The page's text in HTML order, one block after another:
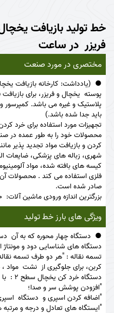
فریزر در ساعت
مختصری در مورد صنعت
(یادداشت: کارخانه بازیافت
پوسته یخچال و فریزر، برای
باید جدا شده باشد.)
تجهیزات مورد استفاده برای خرد
محصولات خود را به طور عمده در
کردن و بازیافت مواد تجدید پذیر
شهری، زباله های پزشکی، ضایعات
کیسه های بافته شده، مواد
صادر شده است.
بزرگترین اندازه ورودی ماشین آلات: 180 سانتی متر / 120/150 سانتیمتر
ویژگی های بارز خط تولید
دستگاه چهار محوره که به آن
دستگاه های شناسایی دود و
تسمه نقاله : "هر دو طرف تسمه
کربن، برای جلوگیری از نشت
دستگاه خرد کن یخچال سطح 2 : با دستگاه آب خنک کننده خارجی؛
"افزودن پوشش سر و صدا؛
"اضافه کردن اسپری و دستگاه
"ایستگاه های تعادل و درجه و مرتبه